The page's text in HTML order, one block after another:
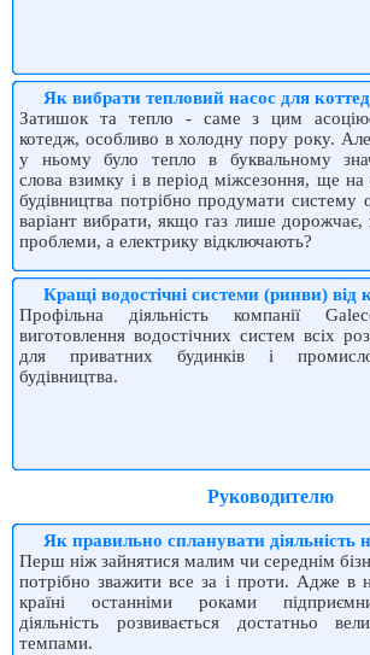
Як вибрати тепловий насос для
Затишок та тепло - саме з цим
котедж, особливо в холодну пору року.
у ньому було тепло в буквальному
слова взимку і в період міжсезоння, ще на
будівництва потрібно продумати систему
варіант вибрати, якщо газ лише
проблеми, а електрику відключають?
Кращі водостічні системи (ринви) від
Профільна діяльність компанії
виготовлення водостічних систем всіх
для приватних будинків і
будівництва.
Руководителю
Як правильно спланувати діяльність
Перш ніж зайнятися малим чи середнім
потрібно зважити все за і проти. Адже в
країні останніми роками
діяльність розвивається достатньо
темпами.